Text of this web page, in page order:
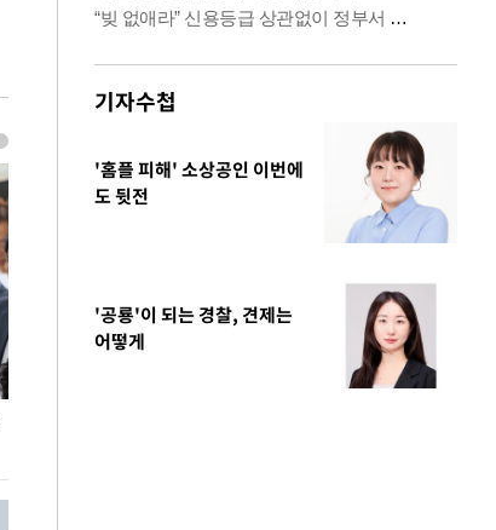
기자수첩
'홈플 피해' 소상공인 이번에
도 뒷전
'공룡'이 되는 경찰, 견제는
어떻게